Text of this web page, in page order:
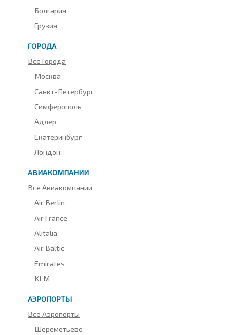
Болгария
Грузия
ГОРОДА
Все Города
Москва
Санкт-Петербург
Симферополь
Адлер
Екатеринбург
Лондон
АВИАКОМПАНИИ
Все Авиакомпании
Air Berlin
Air France
Alitalia
Air Baltic
Emirates
KLM
АЭРОПОРТЫ
Все Аэропорты
Шереметьево